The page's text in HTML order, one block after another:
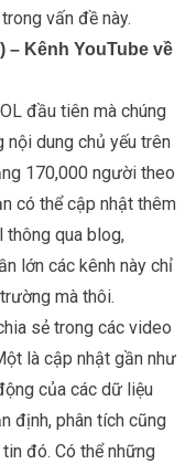
vấn đề này.
– Kênh YouTube về
đầu tiên mà chúng
nội dung chủ yếu trên
170,000 người theo
có thể cập nhật thêm
thông qua blog,
lớn các kênh này chỉ
mà thôi.
sẻ trong các video
là cập nhật gần như
của các dữ liệu
định, phân tích cũng
đó. Có thể những